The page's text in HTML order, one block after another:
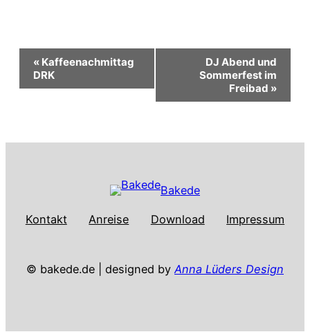
Veranstaltung-
« Kaffeenachmittag
DRK
DJ Abend und
Sommerfest im
Freibad »
Bakede
Kontakt Anreise Download Impressum
© bakede.de | designed by Anna Lüders Design